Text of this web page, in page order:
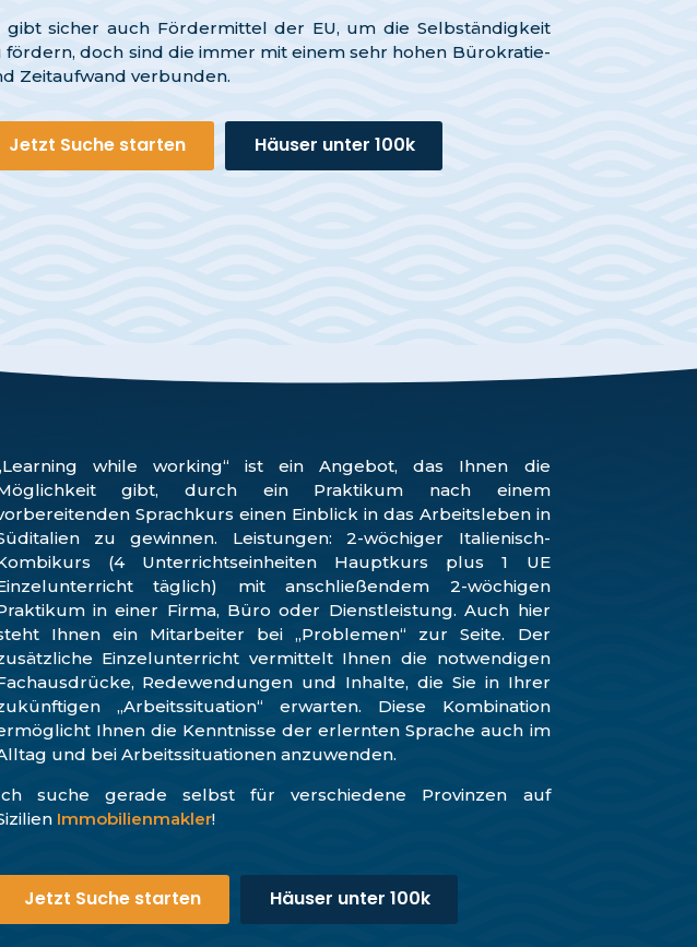
gibt sicher auch Fördermittel der EU, um die Selbständigkeit
fördern, doch sind die immer mit einem sehr hohen Bürokratie-
Zeitaufwand verbunden.
Jetzt Suche starten Häuser unter 100k
while working“ ist ein Angebot, das Ihnen die
gibt, durch ein Praktikum nach einem
Sprachkurs einen Einblick in das Arbeitsleben in
zu gewinnen. Leistungen: 2-wöchiger Italienisch-
(4 Unterrichtseinheiten Hauptkurs plus 1 UE
täglich) mit anschließendem 2-wöchigen
in einer Firma, Büro oder Dienstleistung. Auch hier
Ihnen ein Mitarbeiter bei „Problemen“ zur Seite. Der
Einzelunterricht vermittelt Ihnen die notwendigen
Redewendungen und Inhalte, die Sie in Ihrer
„Arbeitssituation“ erwarten. Diese Kombination
Ihnen die Kenntnisse der erlernten Sprache auch im
und bei Arbeitssituationen anzuwenden.
suche gerade selbst für verschiedene Provinzen auf
Immobilienmakler!
Jetzt Suche starten Häuser unter 100k